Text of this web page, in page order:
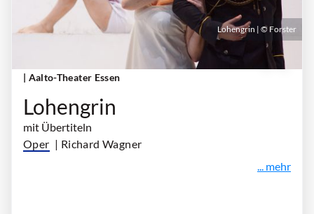
Samstag, 27. März 2027 | 18:00 Uhr - 22:30 Uhr
| Aalto-Theater Essen
Lohengrin
mit Übertiteln
Oper | Richard Wagner
... mehr
Lohengrin | © Forster